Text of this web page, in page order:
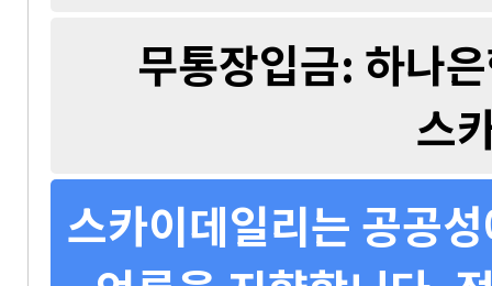
무통장입금: 하나
스
스카이데일리는 공공